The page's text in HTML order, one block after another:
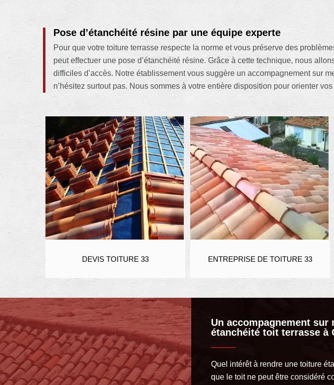
Pose d’étanchéité résine par une équipe experte
Pour que votre toiture terrasse respecte la norme et vous préserve des
peut effectuer une pose d’étanchéité résine. Grâce à cette technique, nous
difficiles d’accès. Notre établissement vous suggère un accompagnement sur
n’hésitez surtout pas. Nous sommes à votre entière disposition pour orienter
DEVIS TOITURE 33 ENTREPRISE DE TOITURE 33
Un accompagnement sur
étanchéité toit terrasse à
Quel intérêt à rendre une toiture
que le toit ne peut être considéré